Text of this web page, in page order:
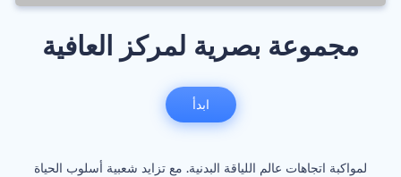
مجموعة بصرية لمركز العافية
لمواكبة اتجاهات عالم اللياقة البدنية. مع تزايد شعبية أسلوب الحياة
ابدأ